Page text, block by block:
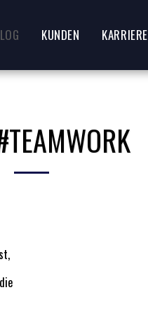
KUNDEN KARRIERE